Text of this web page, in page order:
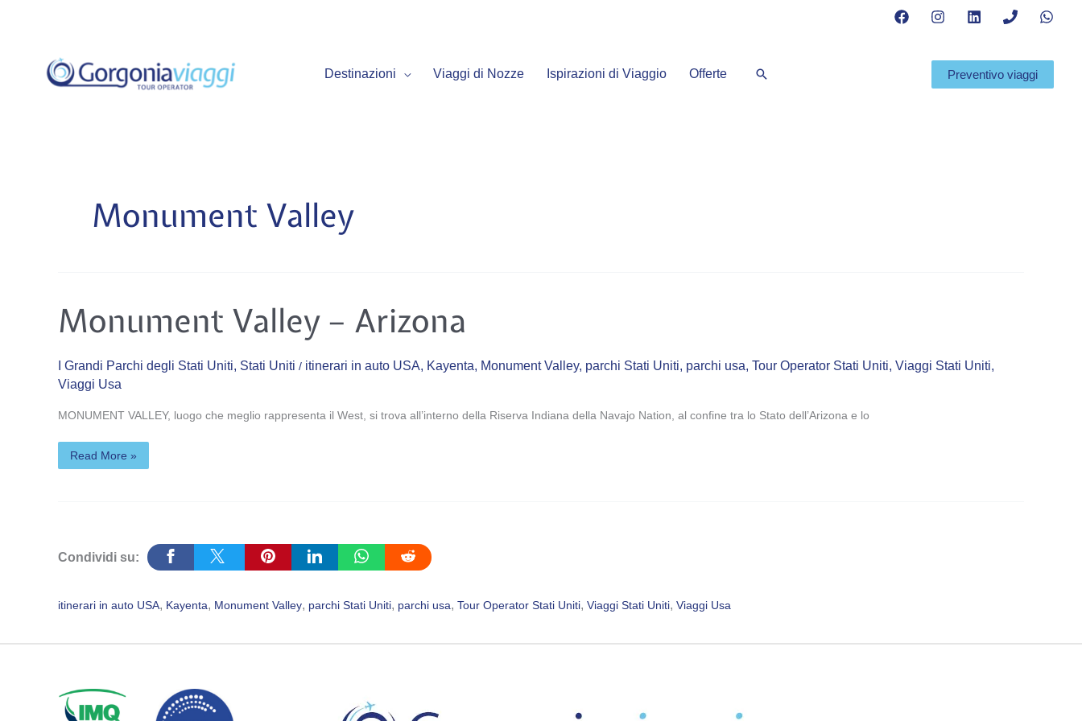
Destinazioni Viaggi di Nozze Ispirazioni di Viaggio Offerte Cerca Preventivo viaggi
Monument Valley
Monument Valley – Arizona
I Grandi Parchi degli Stati Uniti, Stati Uniti / itinerari in auto USA, Kayenta, Monument Valley, parchi Stati Uniti, parchi usa, Tour Operator Stati Uniti, Viaggi Stati Uniti,
Viaggi Usa
MONUMENT VALLEY, luogo che meglio rappresenta il West, si trova all’interno della Riserva Indiana della Navajo Nation, al confine tra lo Stato dell’Arizona e lo
Valley
–
Read More »
Condividi su:
itinerari in auto USA, Kayenta, Monument Valley, parchi Stati Uniti, parchi usa, Tour Operator Stati Uniti, Viaggi Stati Uniti, Viaggi Usa